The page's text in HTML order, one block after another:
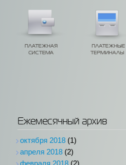
Ежемесячный архив
октября 2018 (1)
апреля 2018 (2)
февраля 2018 (2)